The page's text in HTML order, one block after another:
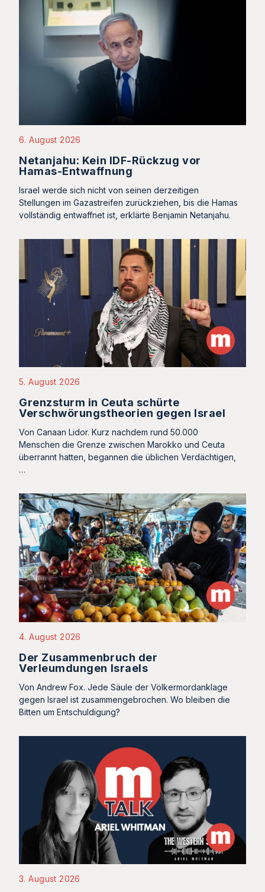
6. August 2026
Netanjahu: Kein IDF-Rückzug vor
Hamas-Entwaffnung
Israel werde sich nicht von seinen derzeitigen
Stellungen im Gazastreifen zurückziehen, bis die Hamas
vollständig entwaffnet ist, erklärte Benjamin Netanjahu.
5. August 2026
Grenzsturm in Ceuta schürte
Verschwörungstheorien gegen Israel
Von Canaan Lidor. Kurz nachdem rund 50.000
Menschen die Grenze zwischen Marokko und Ceuta
überrannt hatten, begannen die üblichen Verdächtigen,
…
4. August 2026
Der Zusammenbruch der
Verleumdungen Israels
Von Andrew Fox. Jede Säule der Völkermordanklage
gegen Israel ist zusammengebrochen. Wo bleiben die
Bitten um Entschuldigung?
3. August 2026